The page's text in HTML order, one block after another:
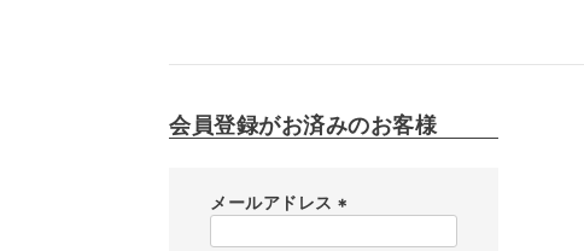
会員登録がお済みのお客様
メールアドレス